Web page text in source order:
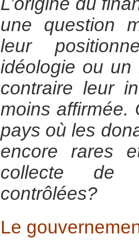
une question
leur
idéologie ou un
contraire leur
moins affirmée.
pays où les
encore rares
collecte de
contrôlées?
Le